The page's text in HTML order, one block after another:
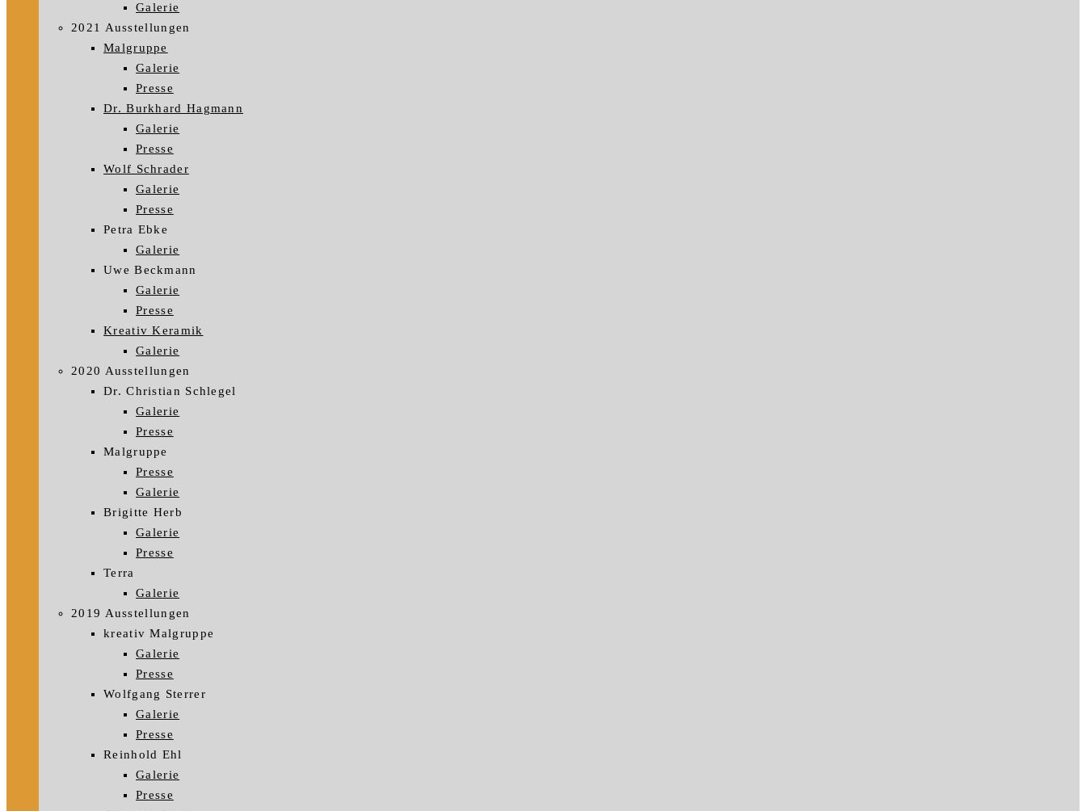
Galerie
2021 Ausstellungen
Malgruppe
Galerie
Presse
Dr. Burkhard Hagmann
Galerie
Presse
Wolf Schrader
Galerie
Presse
Petra Ebke
Galerie
Uwe Beckmann
Galerie
Presse
Kreativ Keramik
Galerie
2020 Ausstellungen
Dr. Christian Schlegel
Galerie
Presse
Malgruppe
Presse
Galerie
Brigitte Herb
Galerie
Presse
Terra
Galerie
2019 Ausstellungen
kreativ Malgruppe
Galerie
Presse
Wolfgang Sterrer
Galerie
Presse
Reinhold Ehl
Galerie
Presse